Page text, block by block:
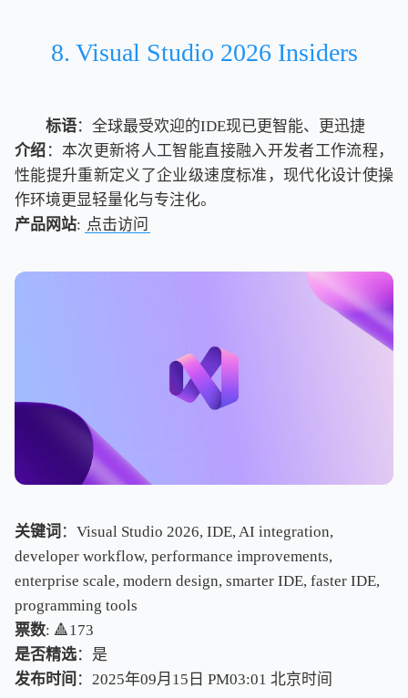
8. Visual Studio 2026 Insiders
标语：全球最受欢迎的IDE现已更智能、更迅捷
介绍 ：本次更新将人工智能直接融入开发者工作流程，
性能提升重新定义了企业级速度标准，现代化设计使操
作环境更显轻量化与专注化。
产品网站: 点击访问
关键词 ：Visual Studio 2026, IDE, AI integration,
developer workflow, performance improvements,
enterprise scale, modern design, smarter IDE, faster IDE,
programming tools
票数: 🔺173
是否精选：是
发布时间 ：2025年09月15日 PM03:01 北京时间
北京时间